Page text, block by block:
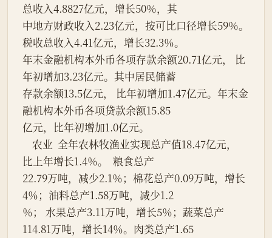
总收入4.8827亿元，增长50％，其
中地方财政收入2.23亿元，按可比口径增长59％。
税收总收入4.41亿元，增长32.3％。
年末金融机构本外币各项存款余额20.71亿元， 比
年初增加3.23亿元。其中居民储蓄
存款余额13.5亿元， 比年初增加1.47亿元。年末金
融机构本外币各项贷款余额15.85
亿元，比年初增加1.0亿元。
比上年增长1.4％。  粮食总产
22.79万吨，减少2.1％；棉花总产0.09万吨，增长
4％；油料总产1.58万吨，减少1.2
％； 水果总产3.11万吨，增长5％；蔬菜总产
114.81万吨，增长14％。肉类总产1.65